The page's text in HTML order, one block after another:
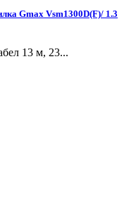
Gmax Vsm1300D(F)/ 1.3
13 м, 23...